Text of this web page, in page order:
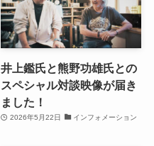
井上鑑氏と熊野功雄氏との
スペシャル対談映像が届き
ました！
2026年5月22日 インフォメーション